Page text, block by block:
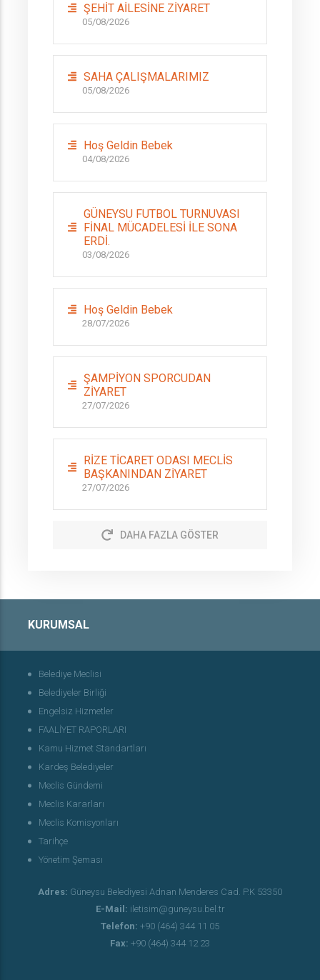
ŞEHİT AİLESİNE ZİYARET
05/08/2026
SAHA ÇALIŞMALARIMIZ
05/08/2026
Hoş Geldin Bebek
04/08/2026
GÜNEYSU FUTBOL TURNUVASI
FİNAL MÜCADELESİ İLE SONA
ERDİ.
03/08/2026
Hoş Geldin Bebek
28/07/2026
ŞAMPİYON SPORCUDAN
ZİYARET
27/07/2026
RİZE TİCARET ODASI MECLİS
BAŞKANINDAN ZİYARET
27/07/2026
DAHA FAZLA GÖSTER
KURUMSAL
Belediye Meclisi
Belediyeler Birliği
Engelsiz Hizmetler
FAALİYET RAPORLARI
Kamu Hizmet Standartları
Kardeş Belediyeler
Meclis Gündemi
Meclis Kararları
Meclis Komisyonları
Tarihçe
Yönetim Şeması
Adres: Güneysu Belediyesi Adnan Menderes Cad. P.K 53350
E-Mail: iletisim@guneysu.bel.tr
Telefon: +90 (464) 344 11 05
Fax: +90 (464) 344 12 23